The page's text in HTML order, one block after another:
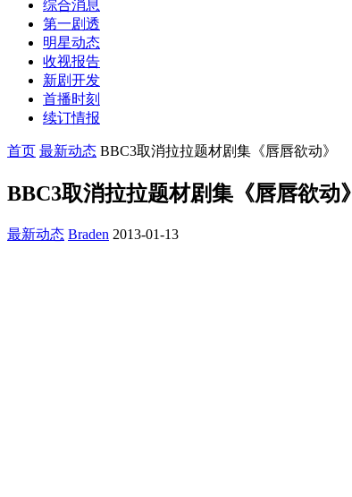
综合消息
第一剧透
明星动态
收视报告
新剧开发
首播时刻
续订情报
首页 最新动态 BBC3取消拉拉题材剧集《唇唇欲动》
BBC3取消拉拉题材剧集《唇唇欲动》
最新动态 Braden 2013-01-13